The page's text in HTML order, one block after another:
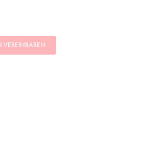
VEREINBAREN